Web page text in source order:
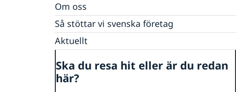
Om oss
Ambassadens personal
Lediga tjänster och praktik
Netikett
Kamerabevakning vid ambassaden
Så stöttar vi svenska företag
Vi är en resurs för svenska företag
Team Sweden
Så kan du få stöd
Svenska företag i Indonesien
Anmäl handelshinder
Aktuellt
Evenemang
Ska du resa hit eller är du redan
här?